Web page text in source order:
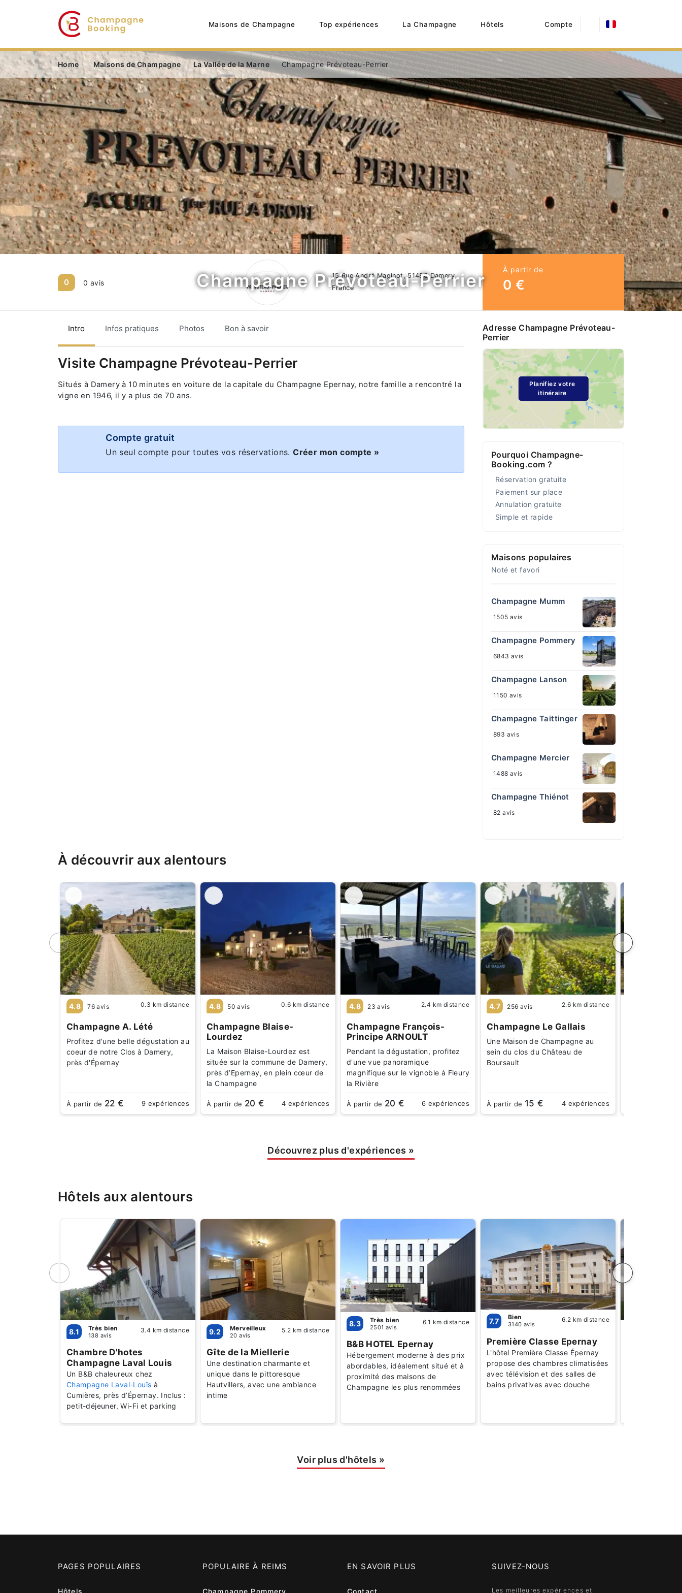
Maisons de Champagne Top expériences La Champagne Hôtels Compte
Home Maisons de Champagne La Vallée de la Marne Champagne Prévoteau-Perrier
0 0 avis
15 Rue André Maginot, 51480 Damery,
France
Champagne Prévoteau-Perrier À partir de
0 €
Intro Infos pratiques Photos Bon à savoir
Visite Champagne Prévoteau-Perrier
Situés à Damery à 10 minutes en voiture de la capitale du Champagne Epernay, notre famille a rencontré la
vigne en 1946, il y a plus de 70 ans.
Compte gratuit
Un seul compte pour toutes vos réservations.Créer mon compte »
Adresse Champagne Prévoteau-
Perrier
Planifiez votre
itinéraire
Pourquoi Champagne-
Booking.com ?
Réservation gratuite
Paiement sur place
Annulation gratuite
Simple et rapide
Maisons populaires
Noté et favori
Champagne Mumm
1505 avis
Champagne Pommery
6843 avis
Champagne Lanson
1150 avis
Champagne Taittinger
893 avis
Champagne Mercier
1488 avis
Champagne Thiénot
82 avis
À découvrir aux alentours
4.8 76 avis 0.3 km distance
Champagne A. Lété
Profitez d'une belle dégustation au
coeur de notre Clos à Damery,
près d'Épernay
À partir de 22 € 9 expériences
4.8 50 avis 0.6 km distance
Champagne Blaise-
Lourdez
La Maison Blaise-Lourdez est
située sur la commune de Damery,
près d’Epernay, en plein cœur de
la Champagne
À partir de 20 € 4 expériences
4.8 23 avis 2.4 km distance
Champagne François-
Principe ARNOULT
Pendant la dégustation, profitez
d'une vue panoramique
magnifique sur le vignoble à Fleury
la Rivière
À partir de 20 € 6 expériences
4.7 256 avis 2.6 km distance
Champagne Le Gallais
Une Maison de Champagne au
sein du clos du Château de
Boursault
À partir de 15 € 4 expériences
Découvrez plus d'expériences »
Hôtels aux alentours
8.1 Très bien
138 avis
3.4 km distance
Chambre D'hotes
Champagne Laval Louis
Un B&B chaleureux chez
Champagne Laval-Louïs à
Cumières, près d’Épernay. Inclus :
petit-déjeuner, Wi-Fi et parking
9.2 Merveilleux
20 avis
5.2 km distance
Gîte de la Miellerie
Une destination charmante et
unique dans le pittoresque
Hautvillers, avec une ambiance
intime
8.3 Très bien
2501 avis
6.1 km distance
B&B HOTEL Epernay
Hébergement moderne à des prix
abordables, idéalement situé et à
proximité des maisons de
Champagne les plus renommées
7.7 Bien
3140 avis
6.2 km distance
Première Classe Epernay
L'hôtel Première Classe Épernay
propose des chambres climatisées
avec télévision et des salles de
bains privatives avec douche
Voir plus d'hôtels »
PAGES POPULAIRES POPULAIRE À REIMS EN SAVOIR PLUS SUIVEZ-NOUS
Les meilleures expériences et